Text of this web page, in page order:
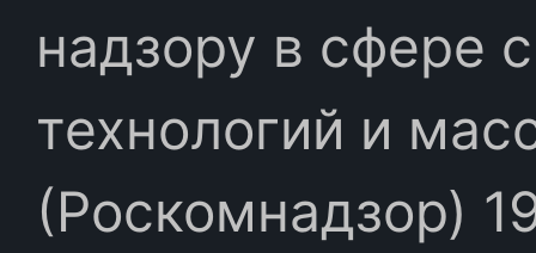
надзору в сфере
технологий и
(Роскомнадзор)